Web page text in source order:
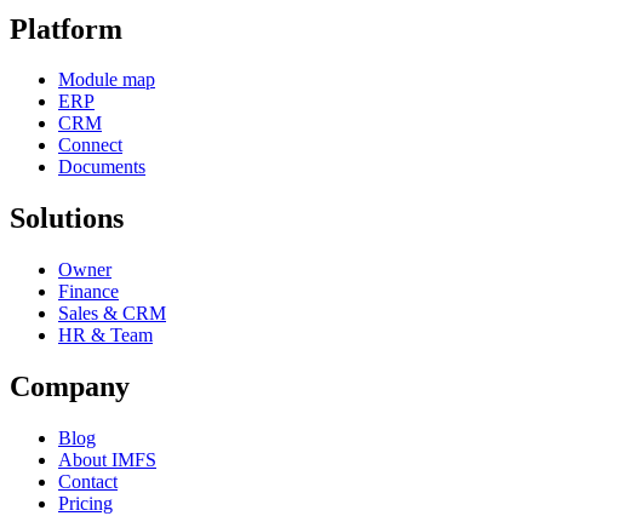
Platform
Module map
ERP
CRM
Connect
Documents
Solutions
Owner
Finance
Sales & CRM
HR & Team
Company
Blog
About IMFS
Contact
Pricing